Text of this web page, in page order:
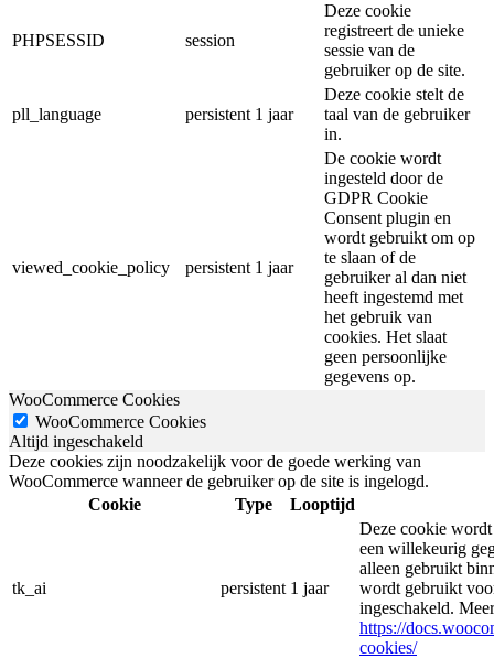
PHPSESSID session
Deze cookie
registreert de unieke
sessie van de
gebruiker op de site.
pll_language persistent 1 jaar
Deze cookie stelt de
taal van de gebruiker
in.
viewed_cookie_policy persistent 1 jaar
De cookie wordt
ingesteld door de
GDPR Cookie
Consent plugin en
wordt gebruikt om op
te slaan of de
gebruiker al dan niet
heeft ingestemd met
het gebruik van
cookies. Het slaat
geen persoonlijke
gegevens op.
WooCommerce Cookies
WooCommerce Cookies
Altijd ingeschakeld
Deze cookies zijn noodzakelijk voor de goede werking van
WooCommerce wanneer de gebruiker op de site is ingelogd.
Cookie
Type Looptijd
tk_ai persistent 1 jaar
Deze cookie
een willekeurig
alleen gebruikt
wordt gebruikt
ingeschakeld.
https://
cookies/